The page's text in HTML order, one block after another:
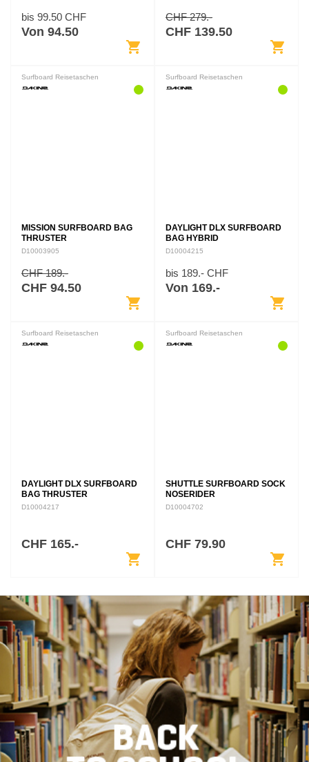
ausreichenden Schutz für dein
Surfboard und den täglichen…
bis 99.50 CHF
Von 94.50
shopping_cart
Longboards und bietet
ausreichenden Schutz für dein
Surfboard und den täglichen
CHF 279.-
CHF 139.50
shopping_cart
Surfboard Reisetaschen
MISSION SURFBOARD BAG
THRUSTER
D10003905
CHF 189.-
CHF 94.50
shopping_cart
Surfboard Reisetaschen
DAYLIGHT DLX SURFBOARD
BAG HYBRID
D10004215
bis 189.- CHF
Von 169.-
shopping_cart
Surfboard Reisetaschen
DAYLIGHT DLX SURFBOARD
BAG THRUSTER
D10004217
CHF 165.-
shopping_cart
Surfboard Reisetaschen
SHUTTLE SURFBOARD SOCK
NOSERIDER
D10004702
CHF 79.90
shopping_cart